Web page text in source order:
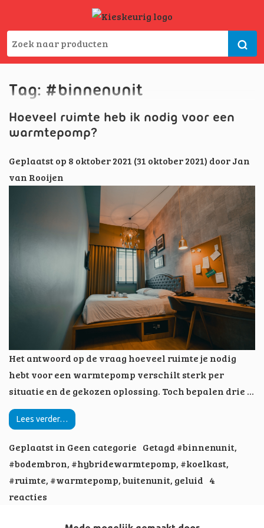
Tag: #binnenunit
Hoeveel ruimte heb ik nodig voor een
warmtepomp?
Geplaatst op 8 oktober 2021 (31 oktober 2021) doorJan
van Rooijen
Het antwoord op de vraag hoeveel ruimte je nodig
hebt voor een warmtepomp verschilt sterk per
situatie en de gekozen oplossing. Toch bepalen drie …
Lees verder…
Geplaatst in Geen categorie Getagd #binnenunit,
#bodembron, #hybridewarmtepomp, #koelkast,
#ruimte, #warmtepomp,buitenunit, geluid 4
reacties